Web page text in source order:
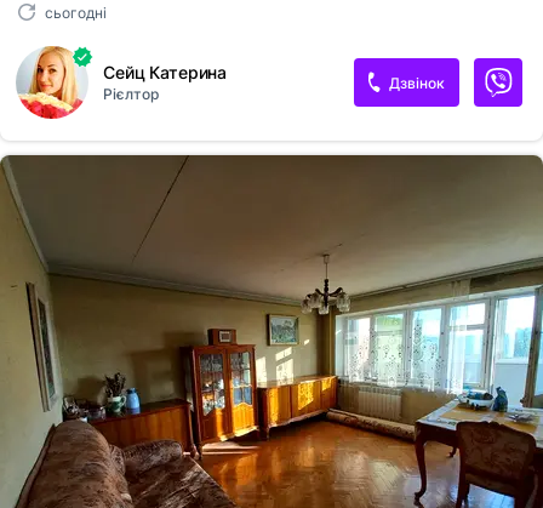
сьогодні
Сейц Катерина
Рієлтор
Дзвінок